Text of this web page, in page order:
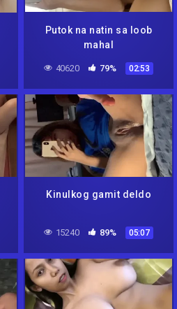
Putok na natin sa loob
mahal
40620 79% 02:53
Kinulkog gamit deldo
15240 89% 05:07